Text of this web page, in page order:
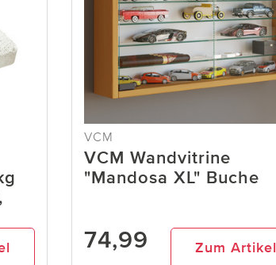
VCM
VCM Wandvitrine
"Mandosa XL" Buche
74,99 Zum Artikel